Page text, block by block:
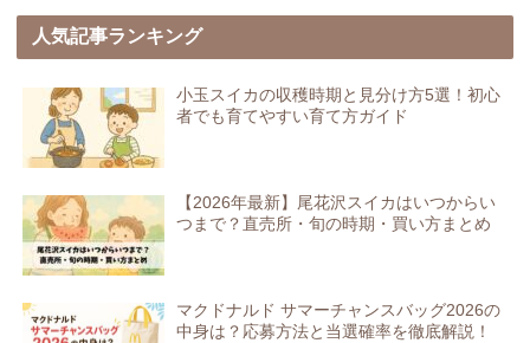
人気記事ランキング
小玉スイカの収穫時期と見分け方5選！初心
者でも育てやすい育て方ガイド
【2026年最新】尾花沢スイカはいつからい
つまで？直売所・旬の時期・買い方まとめ
マクドナルド サマーチャンスバッグ2026の
中身は？応募方法と当選確率を徹底解説！